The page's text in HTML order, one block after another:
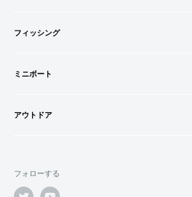
お支払方法
キャンセル・返品について
会社情報
プライバシーポリシー
フィッシング
ロッド
道糸・ライン
鈎・仕掛け
オモリ・カゴ・ヨリモドシ
ミニボート
ゴムボート
ボートオプションパーツ
アウトドア
ライフジャケット
フォローする